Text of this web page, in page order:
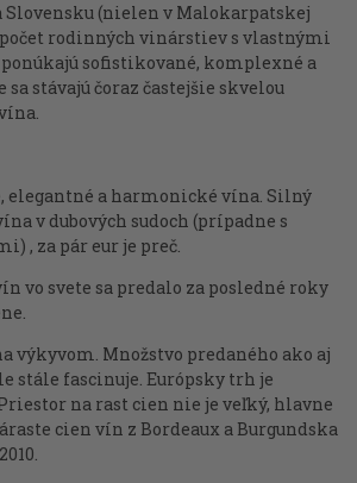
Slovensku (nielen v Malokarpatskej
rodinných vinárstiev s vlastnými
sofistikované, komplexné a
stávajú čoraz častejšie skvelou
elegantné a harmonické vína. Silný
v dubových sudoch (prípadne s
, za pár eur je preč.
vo svete sa predalo za posledné roky
výkyvom. Množstvo predaného ako aj
stále fascinuje. Európsky trh je
na rast cien nie je veľký, hlavne
cien vín z Bordeaux a Burgundska